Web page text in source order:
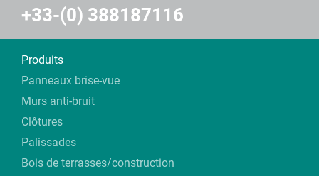
+33-(0) 388187116
Produits
Panneaux brise-vue
Murs anti-bruit
Clôtures
Palissades
Bois de terrasses/construction